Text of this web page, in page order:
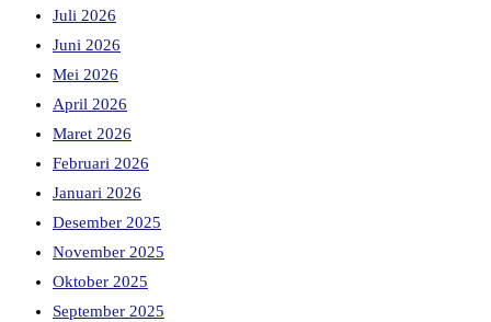
Juli 2026
Juni 2026
Mei 2026
April 2026
Maret 2026
Februari 2026
Januari 2026
Desember 2025
November 2025
Oktober 2025
September 2025